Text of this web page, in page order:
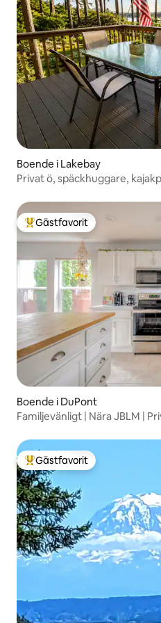
Boende i Lakebay
Privat ö, späckhuggare,
Populär gästfavorit
Gästfavorit
Boende i DuPont
Familjevänligt | Nära JBLM |
Populär gästfavorit
Gästfavorit